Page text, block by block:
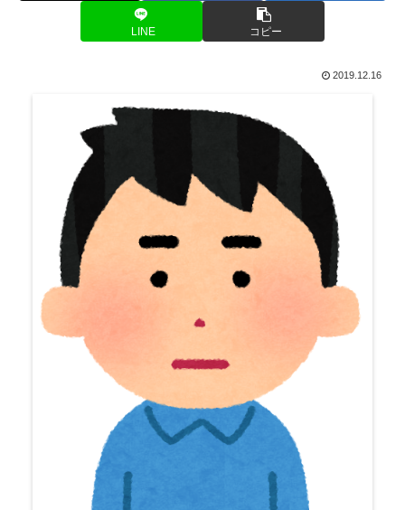
LINE コピー
2019.12.16